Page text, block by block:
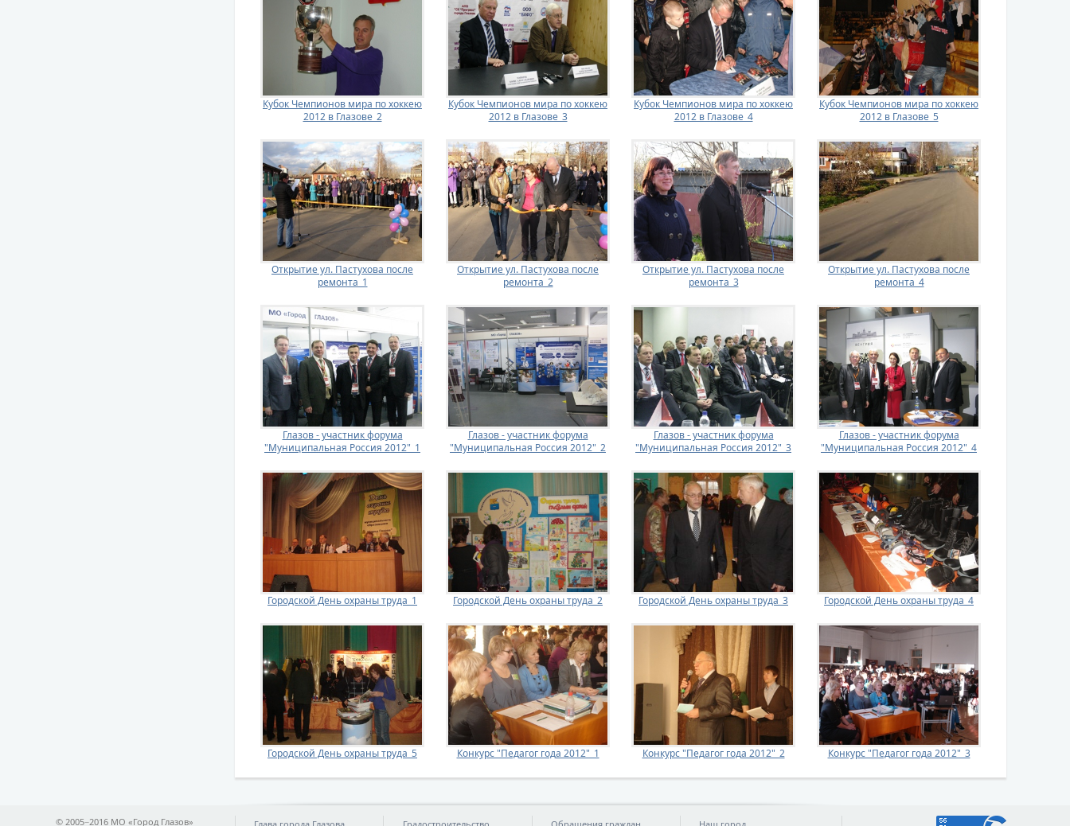
Кубок Чемпионов мира по хоккею
2012 в Глазове_2
Кубок Чемпионов мира по хоккею
2012 в Глазове_3
Кубок Чемпионов мира по хоккею
2012 в Глазове_4
Кубок Чемпионов мира по хоккею
2012 в Глазове_5
Открытие ул. Пастухова после
ремонта_1
Открытие ул. Пастухова после
ремонта_2
Открытие ул. Пастухова после
ремонта_3
Открытие ул. Пастухова после
ремонта_4
Глазов - участник форума
"Муниципальная Россия 2012"_1
Глазов - участник форума
"Муниципальная Россия 2012"_2
Глазов - участник форума
"Муниципальная Россия 2012"_3
Глазов - участник форума
"Муниципальная Россия 2012"_4
Городской День охраны труда_1 Городской День охраны труда_2 Городской День охраны труда_3 Городской День охраны труда_4
Городской День охраны труда_5 Конкурс "Педагог года 2012"_1 Конкурс "Педагог года 2012"_2 Конкурс "Педагог года 2012"_3
© 2005−2016 МО «Город Глазов»